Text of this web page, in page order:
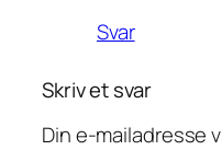
Svar
Skriv et svar
Din e-mailadresse